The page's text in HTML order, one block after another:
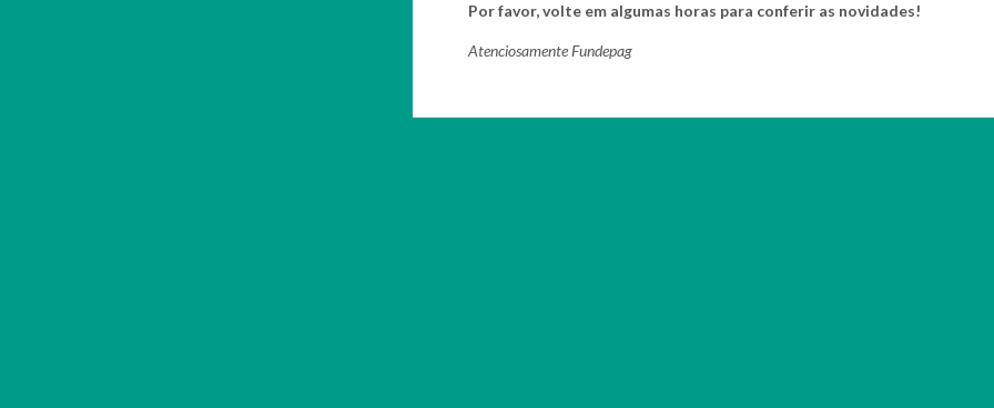
Por favor, volte em algumas horas para conferir as novidades!
Atenciosamente Fundepag